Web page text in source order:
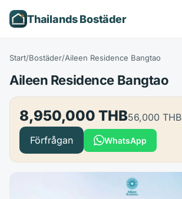
Thailands Bostäder
Start/Bostäder/Aileen Residence Bangtao
Aileen Residence Bangtao
8,950,000 THB56,000 THB
Förfrågan WhatsApp